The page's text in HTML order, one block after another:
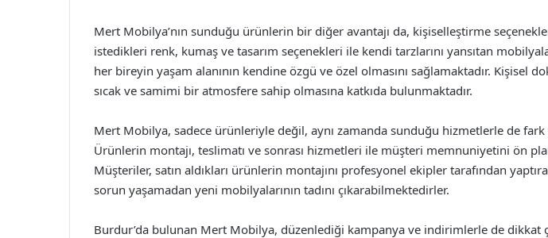
Mert Mobilya’nın sunduğu ürünlerin bir diğer avantajı da, kişiselleştirme
istedikleri renk, kumaş ve tasarım seçenekleri ile kendi tarzlarını yansıtan
her bireyin yaşam alanının kendine özgü ve özel olmasını sağlamaktadır. Kişisel
sıcak ve samimi bir atmosfere sahip olmasına katkıda bulunmaktadır.
Mert Mobilya, sadece ürünleriyle değil, aynı zamanda sunduğu hizmetlerle de fark
Ürünlerin montajı, teslimatı ve sonrası hizmetleri ile müşteri memnuniyetini ön
Müşteriler, satın aldıkları ürünlerin montajını profesyonel ekipler tarafından
sorun yaşamadan yeni mobilyalarının tadını çıkarabilmektedirler.
Burdur’da bulunan Mert Mobilya, düzenlediği kampanya ve indirimlerle de dikkat